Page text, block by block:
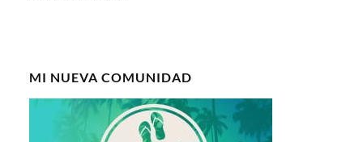
MI NUEVA COMUNIDAD